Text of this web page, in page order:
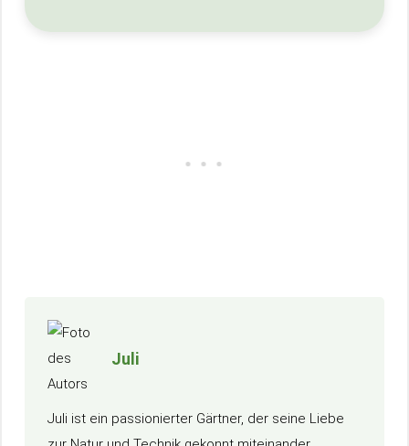
Juli
Juli ist ein passionierter Gärtner, der seine Liebe